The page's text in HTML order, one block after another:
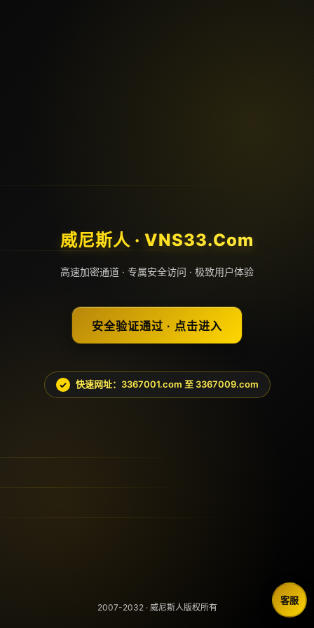
威尼斯人 · VNS33.Com
高速加密通道 · 专属安全访问 · 极致用户体验
安全验证通过 · 点击进入
快速网址：3367001.com 至 3367009.com
客服
2007-2032 · 威尼斯人版权所有